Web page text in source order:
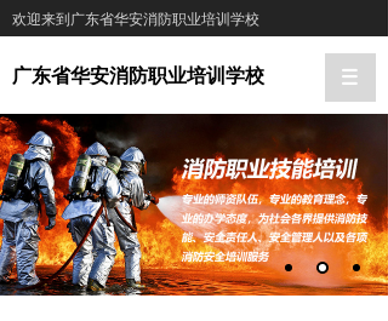
欢迎来到广东省华安消防职业培训学校
广东省华安消防职业培训学校